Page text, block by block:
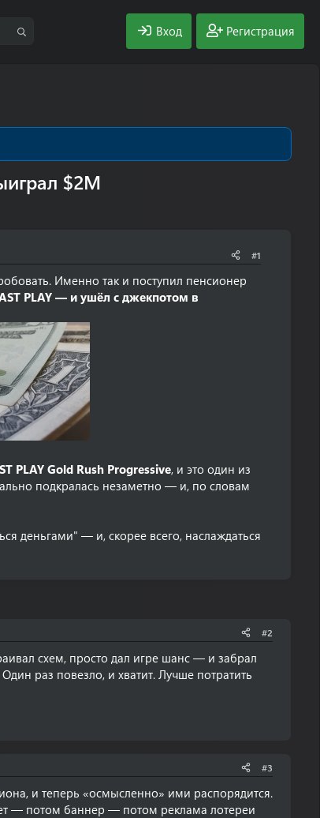
Вход Регистрация
$2M
#1
Именно так и поступил пенсионер
PLAY — и ушёл с джекпотом в
PLAY Gold Rush Progressive, и это один из
подкралась незаметно — и, по словам
деньгами" — и, скорее всего, наслаждаться
#2
схем, просто дал игре шанс — и забрал
раз повезло, и хватит. Лучше потратить
#3
и теперь «осмысленно» ими распорядится.
— потом баннер — потом реклама лотереи